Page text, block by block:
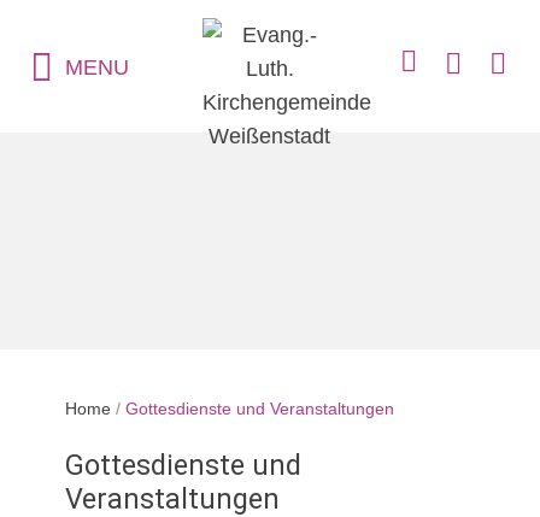
MENU
Home / Gottesdienste und Veranstaltungen
Gottesdienste und
Veranstaltungen